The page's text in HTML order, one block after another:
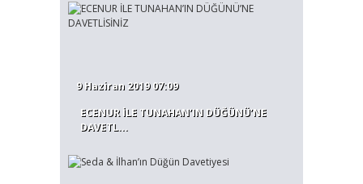
9 Haziran 2019 07:09
ECENUR İLE TUNAHAN’IN DÜĞÜNÜ’NE
DAVETL...